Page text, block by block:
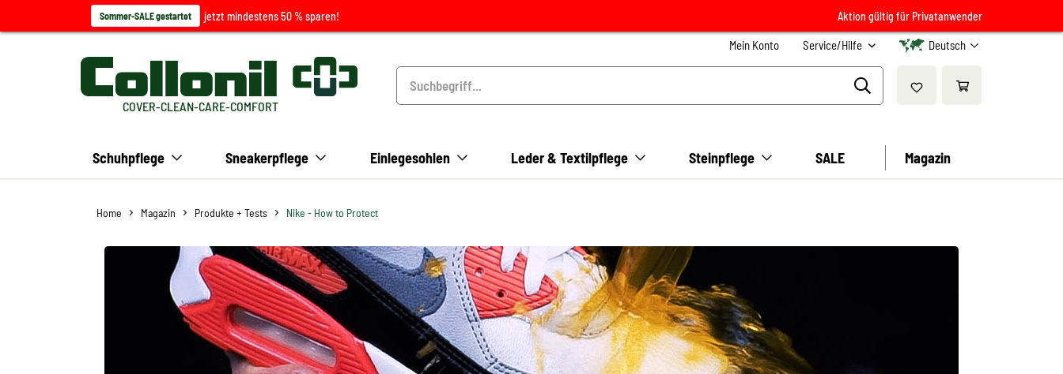
Sommer-SALE gestartet jetzt mindestens 50 % sparen! Aktion gültig für Privatanwender
Mein Konto Service/Hilfe Deutsch
COVER-CLEAN-CARE-COMFORT
Schuhpflege Sneakerpflege Einlegesohlen Leder & Textilpflege Steinpflege SALE Magazin
Home Magazin Produkte + Tests Nike - How to Protect